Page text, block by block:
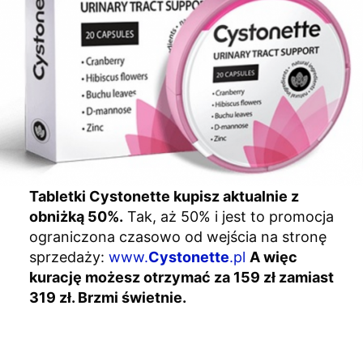
Tabletki Cystonette kupisz aktualnie z
obniżką 50%. Tak, aż 50% i jest to promocja
ograniczona czasowo od wejścia na stronę
sprzedaży: www.Cystonette.pl A więc
kurację możesz otrzymać za 159 zł zamiast
319 zł. Brzmi świetnie.